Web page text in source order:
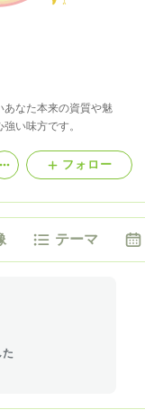
あなた本来の資質や魅
い味方です。
フォロー
テーマ
た